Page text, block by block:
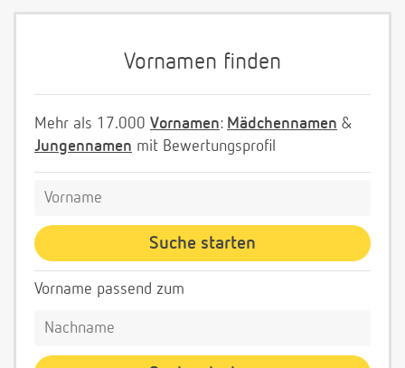
Vornamen finden
Mehr als 17.000 Vornamen: Mädchennamen &
Jungennamen mit Bewertungsprofil
Vorname passend zum